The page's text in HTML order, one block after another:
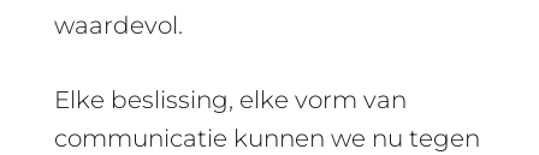
waardevol.
Elke beslissing, elke vorm van
communicatie kunnen we nu tegen